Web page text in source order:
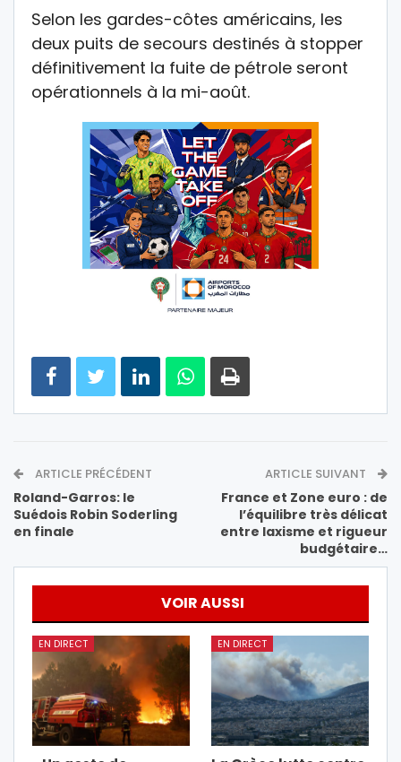
Selon les gardes-côtes américains, les
deux puits de secours destinés à stopper
définitivement la fuite de pétrole seront
opérationnels à la mi-août.
ARTICLE PRÉCÉDENT
Roland-Garros: le
Suédois Robin Soderling
en finale
ARTICLE SUIVANT
France et Zone euro : de
l’équilibre très délicat
entre laxisme et rigueur
budgétaire…
VOIR AUSSI
EN DIRECT EN DIRECT